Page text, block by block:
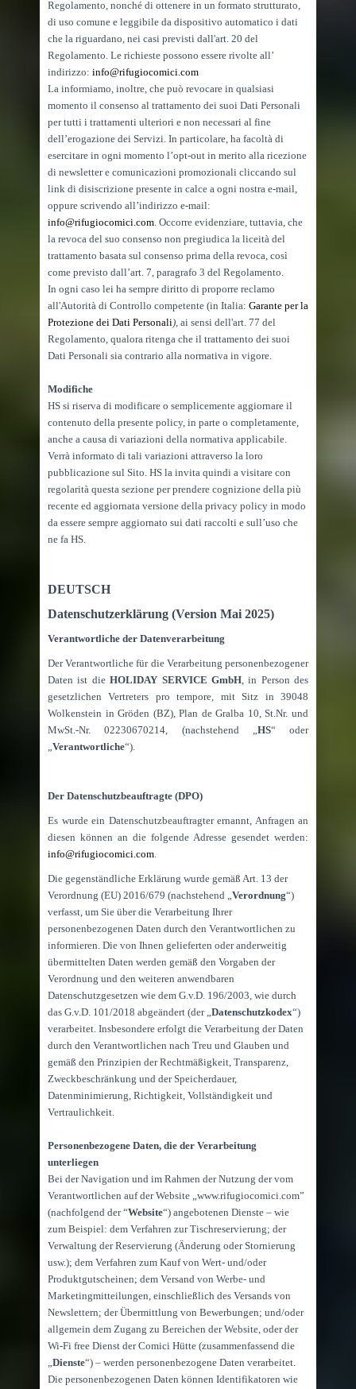
Regolamento, nonché di ottenere in un formato strutturato,
di uso comune e leggibile da dispositivo automatico i dati
che la riguardano, nei casi previsti dall'art. 20 del
Regolamento. Le richieste possono essere rivolte all’
indirizzo: info@rifugiocomici.com
La informiamo, inoltre, che può revocare in qualsiasi
momento il consenso al trattamento dei suoi Dati Personali
per tutti i trattamenti ulteriori e non necessari al fine
dell’erogazione dei Servizi. In particolare, ha facoltà di
esercitare in ogni momento l’opt-out in merito alla ricezione
di newsletter e comunicazioni promozionali cliccando sul
link di disiscrizione presente in calce a ogni nostra e-mail,
oppure scrivendo all’indirizzo e-mail:
info@rifugiocomici.com. Occorre evidenziare, tuttavia, che
la revoca del suo consenso non pregiudica la liceità del
trattamento basata sul consenso prima della revoca, così
come previsto dall’art. 7, paragrafo 3 del Regolamento.
In ogni caso lei ha sempre diritto di proporre reclamo
all'Autorità di Controllo competente (in Italia: Garante per la
Protezione dei Dati Personali), ai sensi dell'art. 77 del
Regolamento, qualora ritenga che il trattamento dei suoi
Dati Personali sia contrario alla normativa in vigore.
Modifiche
HS si riserva di modificare o semplicemente aggiornare il
contenuto della presente policy, in parte o completamente,
anche a causa di variazioni della normativa applicabile.
Verrà informato di tali variazioni attraverso la loro
pubblicazione sul Sito. HS la invita quindi a visitare con
regolarità questa sezione per prendere cognizione della più
recente ed aggiornata versione della privacy policy in modo
da essere sempre aggiornato sui dati raccolti e sull’uso che
ne fa HS.
DEUTSCH
Datenschutzerklärung (Version Mai 2025)
Verantwortliche der Datenverarbeitung
Der Verantwortliche für die Verarbeitung personenbezogener
Daten ist dieHOLIDAY SERVICE GmbH, in Person des
gesetzlichen Vertreters pro tempore, mit Sitz in 39048
Wolkenstein in Gröden (BZ), Plan de Gralba 10, St.Nr. und
MwSt.-Nr. 02230670214, (nachstehend „HS“ oder
„Verantwortliche“).
Der Datenschutzbeauftragte (DPO)
Es wurde ein Datenschutzbeauftragter ernannt, Anfragen an
diesen können an die folgende Adresse gesendet werden:
info@rifugiocomici.com.
Die gegenständliche Erklärung wurde gemäß Art. 13 der
Verordnung (EU) 2016/679 (nachstehend „Verordnung“)
verfasst, um Sie über die Verarbeitung Ihrer
personenbezogenen Daten durch den Verantwortlichen zu
informieren. Die von Ihnen gelieferten oder anderweitig
übermittelten Daten werden gemäß den Vorgaben der
Verordnung und den weiteren anwendbaren
Datenschutzgesetzen wie dem G.v.D. 196/2003, wie durch
das G.v.D. 101/2018 abgeändert (der „Datenschutzkodex“)
verarbeitet. Insbesondere erfolgt die Verarbeitung der Daten
durch den Verantwortlichen nach Treu und Glauben und
gemäß den Prinzipien der Rechtmäßigkeit, Transparenz,
Zweckbeschränkung und der Speicherdauer,
Datenminimierung, Richtigkeit, Vollständigkeit und
Vertraulichkeit.
Personenbezogene Daten, die der Verarbeitung
unterliegen
Bei der Navigation und im Rahmen der Nutzung der vom
Verantwortlichen auf der Website „www.rifugiocomici.com”
(nachfolgend der “Website“) angebotenen Dienste – wie
zum Beispiel: dem Verfahren zur Tischreservierung; der
Verwaltung der Reservierung (Änderung oder Stornierung
usw.); dem Verfahren zum Kauf von Wert- und/oder
Produktgutscheinen; dem Versand von Werbe- und
Marketingmitteilungen, einschließlich des Versands von
Newslettern; der Übermittlung von Bewerbungen; und/oder
allgemein dem Zugang zu Bereichen der Website, oder der
Wi-Fi free Dienst der Comici Hütte (zusammenfassend die
„Dienste“) – werden personenbezogene Daten verarbeitet.
Die personenbezogenen Daten können Identifikatoren wie